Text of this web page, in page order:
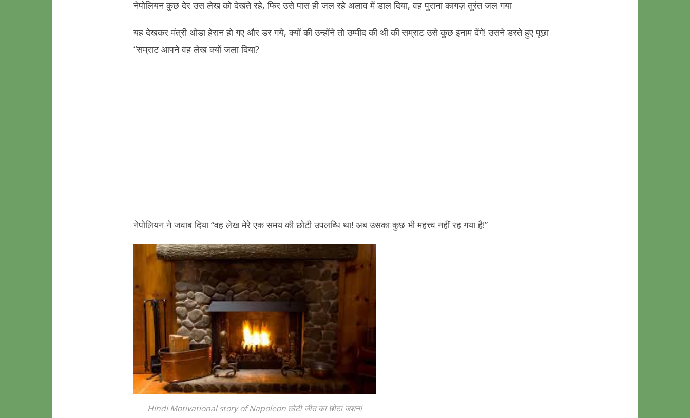
नेपोलियन कुछ देर उस लेख को देखते रहे, फिर उसे पास ही जल रहे अलाव में डाल दिया, वह पुराना कागज़ तुरंत जल गया
यह देखकर मंत्री थोडा हेरान हो गए और डर गये, क्यों की उन्होंने तो उम्मीद की थी की सम्राट उसे कुछ इनाम देंगे! उसने डरते हुए पूछा
“सम्राट आपने वह लेख क्यों जला दिया?
नेपोलियन ने जवाब दिया “वह लेख मेरे एक समय की छोटी उपलब्धि था! अब उसका कुछ भी महत्त्व नहीं रह गया है!”
Hindi Motivational story of Napoleon छोटी जीत का छोटा जशन!